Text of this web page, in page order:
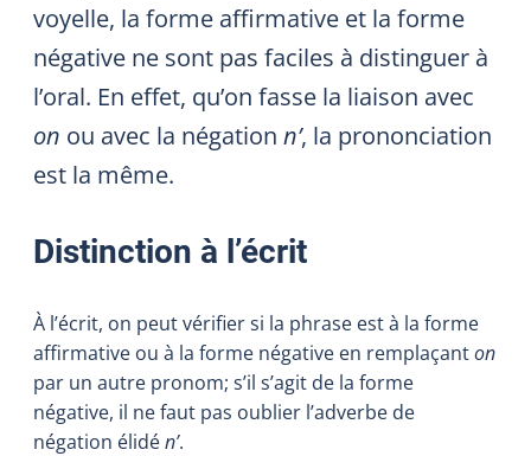
voyelle, la forme affirmative et la forme
négative ne sont pas faciles à distinguer à
l’oral. En effet, qu’on fasse la liaison avec
on ou avec la négation n’, la prononciation
est la même.
Distinction à l’écrit
À l’écrit, on peut vérifier si la phrase est à la forme
affirmative ou à la forme négative en remplaçanton
par un autre pronom; s’il s’agit de la forme
négative, il ne faut pas oublier l’adverbe de
négation élidén’.